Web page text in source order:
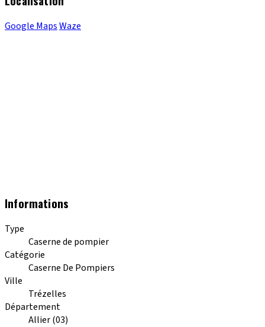
Google MapsWaze
Informations
Type
Caserne de pompier
Catégorie
Caserne De Pompiers
Ville
Trézelles
Département
Allier (03)